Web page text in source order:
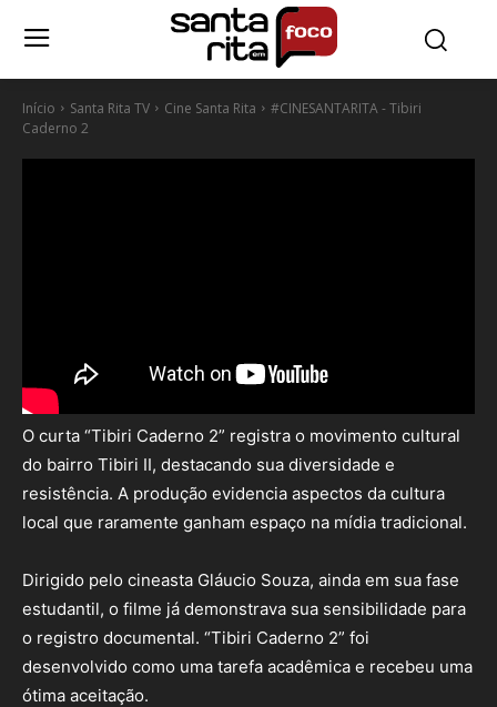
Início Santa Rita TV Cine Santa Rita
#CINESANTARITA - Tibiri
Caderno 2
O curta “Tibiri Caderno 2” registra o movimento cultural
do bairro Tibiri II, destacando sua diversidade e
resistência. A produção evidencia aspectos da cultura
local que raramente ganham espaço na mídia tradicional.
Dirigido pelo cineasta Gláucio Souza, ainda em sua fase
estudantil, o filme já demonstrava sua sensibilidade para
o registro documental. “Tibiri Caderno 2” foi
desenvolvido como uma tarefa acadêmica e recebeu uma
ótima aceitação.